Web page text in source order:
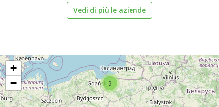
Vedi di più le aziende
9
+
−